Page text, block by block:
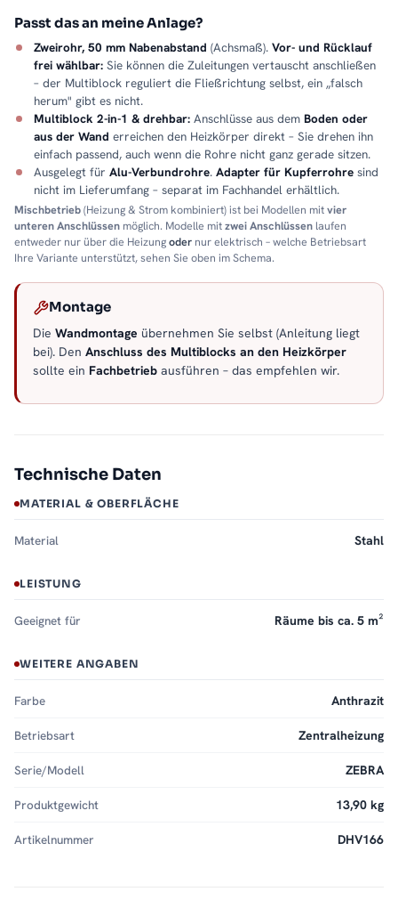
Passt das an meine Anlage?
Zweirohr, 50 mm Nabenabstand (Achsmaß). Vor- und Rücklauf
frei wählbar: Sie können die Zuleitungen vertauscht anschließen
– der Multiblock reguliert die Fließrichtung selbst, ein „falsch
herum" gibt es nicht.
Multiblock 2-in-1 & drehbar: Anschlüsse aus dem Boden oder
aus der Wand erreichen den Heizkörper direkt – Sie drehen ihn
einfach passend, auch wenn die Rohre nicht ganz gerade sitzen.
Ausgelegt für Alu-Verbundrohre. Adapter für Kupferrohre sind
nicht im Lieferumfang – separat im Fachhandel erhältlich.
Mischbetrieb(Heizung & Strom kombiniert) ist bei Modellen mitvier
unteren Anschlüssen möglich. Modelle mitzwei Anschlüssen laufen
entweder nur über die Heizungoder nur elektrisch – welche Betriebsart
Ihre Variante unterstützt, sehen Sie oben im Schema.
Montage
Die Wandmontage übernehmen Sie selbst (Anleitung liegt
bei). Den Anschluss des Multiblocks an den Heizkörper
sollte ein Fachbetrieb ausführen – das empfehlen wir.
Technische Daten
MATERIAL & OBERFLÄCHE
Material Stahl
LEISTUNG
Geeignet für Räume bis ca. 5 m²
WEITERE ANGABEN
Farbe Anthrazit
Betriebsart Zentralheizung
Serie/Modell ZEBRA
Produktgewicht 13,90 kg
Artikelnummer DHV166